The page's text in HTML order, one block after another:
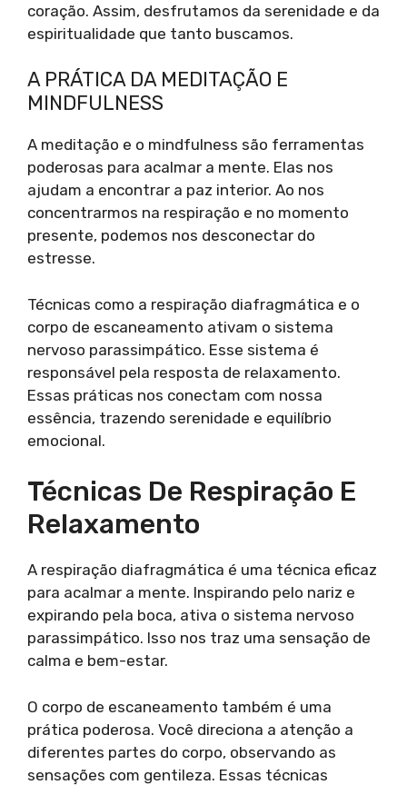
coração. Assim, desfrutamos da serenidade e da
espiritualidade que tanto buscamos.
A PRÁTICA DA MEDITAÇÃO E
MINDFULNESS
A meditação e o mindfulness são ferramentas
poderosas para acalmar a mente. Elas nos
ajudam a encontrar a paz interior. Ao nos
concentrarmos na respiração e no momento
presente, podemos nos desconectar do
estresse.
Técnicas como a respiração diafragmática e o
corpo de escaneamento ativam o sistema
nervoso parassimpático. Esse sistema é
responsável pela resposta de relaxamento.
Essas práticas nos conectam com nossa
essência, trazendo serenidade e equilíbrio
emocional.
Técnicas De Respiração E
Relaxamento
A respiração diafragmática é uma técnica eficaz
para acalmar a mente. Inspirando pelo nariz e
expirando pela boca, ativa o sistema nervoso
parassimpático. Isso nos traz uma sensação de
calma e bem-estar.
O corpo de escaneamento também é uma
prática poderosa. Você direciona a atenção a
diferentes partes do corpo, observando as
sensações com gentileza. Essas técnicas